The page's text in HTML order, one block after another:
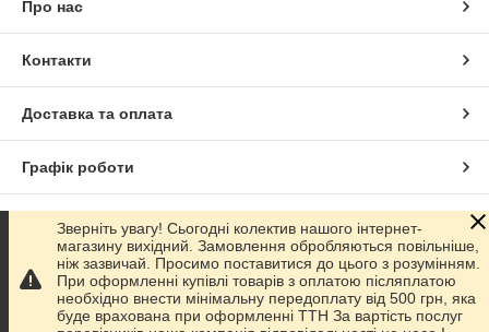
Про нас
Контакти
Доставка та оплата
Графік роботи
Повна версія сайту
Сайт створено на маркетплейсіProm.ua
Політика конфіденційності
Зверніть увагу! Сьогодні колектив нашого інтернет-
магазину вихідний. Замовлення обробляються повільніше,
ніж зазвичай. Просимо поставитися до цього з розумінням.
При оформленні купівлі товарів з оплатою післяплатою
необхідно внести мінімальну передоплату від 500 грн, яка
буде врахована при оформленні ТТН За вартість послуг